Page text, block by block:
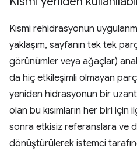
Kısmi rehidrasyonun
yaklaşım, sayfanın tek tek
görünümler veya ağaçlar)
da hiç etkileşimli olmayan
yeniden hidrasyonun bir
olan bu kısımların her biri
sonra etkisiz referanslara ve
dönüştürülerek istemci